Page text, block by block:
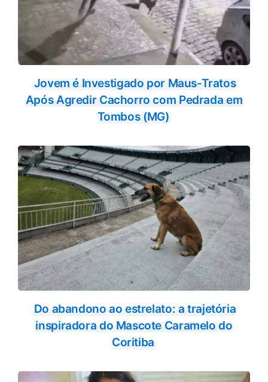
Jovem é Investigado por Maus-Tratos
Após Agredir Cachorro com Pedrada em
Tombos (MG)
Do abandono ao estrelato: a trajetória
inspiradora do Mascote Caramelo do
Coritiba